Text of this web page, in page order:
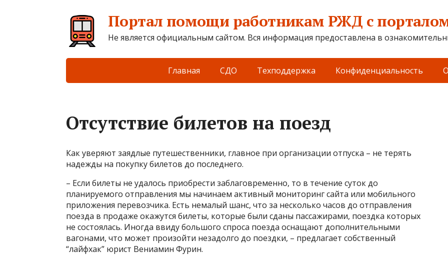
Портал помощи работникам РЖД с
Не является официальным сайтом. Вся информация предоставлена в
Главная СДО Техподдержка Конфиденциальность
Отсутствие билетов на поезд
Как уверяют заядлые путешественники, главное при организации отпуска – не терять
надежды на покупку билетов до последнего.
– Если билеты не удалось приобрести заблаговременно, то в течение суток до
планируемого отправления мы начинаем активный мониторинг сайта или мобильного
приложения перевозчика. Есть немалый шанс, что за несколько часов до отправления
поезда в продаже окажутся билеты, которые были сданы пассажирами, поездка которых
не состоялась. Иногда ввиду большого спроса поезда оснащают дополнительными
вагонами, что может произойти незадолго до поездки, – предлагает собственный
“лайфхак” юрист Вениамин Фурин.